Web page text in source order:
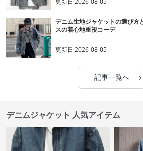
更新日2026-08-05
デニム生地ジャケットの選び方
スの着心地重視コーデ
更新日2026-08-05
記事一覧へ ›
デニムジャケット 人気アイテム